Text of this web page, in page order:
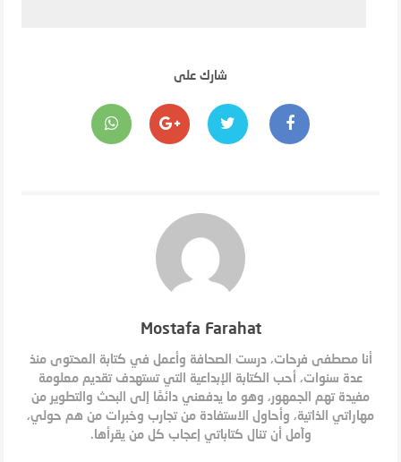
شارك على
Mostafa Farahat
أنا مصطفى فرحات، درست الصحافة وأعمل في كتابة المحتوى منذ
عدة سنوات، أحب الكتابة الإبداعية التي تستهدف تقديم معلومة
مفيدة تهم الجمهور، وهو ما يدفعني دائمًا إلى البحث والتطوير من
مهاراتي الذاتية، وأحاول الاستفادة من تجارب وخبرات من هم حولي،
وآمل أن تنال كتاباتي إعجاب كل من يقرأها.